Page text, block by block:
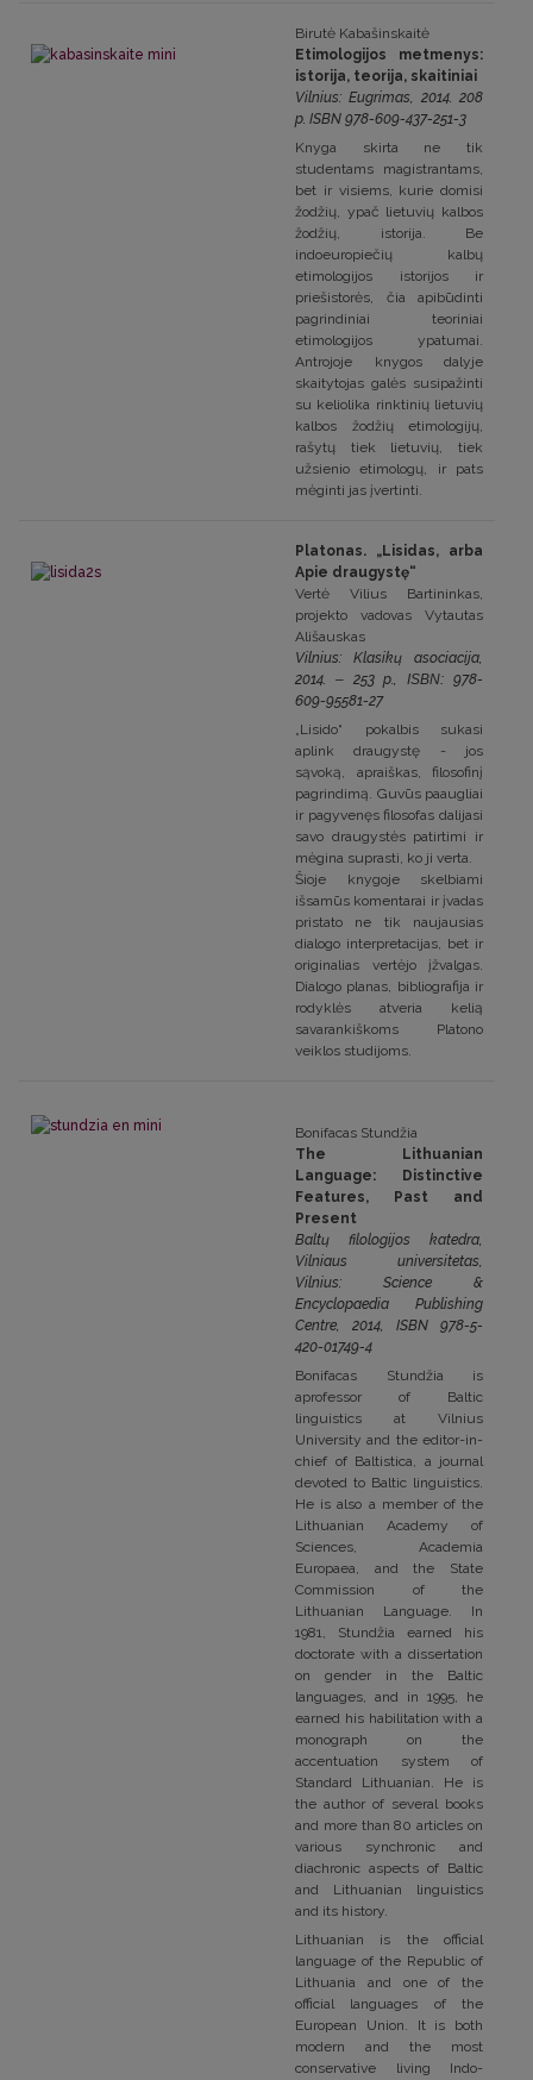
Birutė Kabašinskaitė
Etimologijos metmenys:
istorija, teorija, skaitiniai
Vilnius: Eugrimas, 2014. 208
p. ISBN 978-609-437-251-3
Knyga skirta ne tik
studentams magistrantams,
bet ir visiems, kurie domisi
žodžių, ypač lietuvių kalbos
žodžių, istorija. Be
indoeuropiečių kalbų
etimologijos istorijos ir
priešistorės, čia apibūdinti
pagrindiniai teoriniai
etimologijos ypatumai.
Antrojoje knygos dalyje
skaitytojas galės susipažinti
su keliolika rinktinių lietuvių
kalbos žodžių etimologijų,
rašytų tiek lietuvių, tiek
užsienio etimologų, ir pats
mėginti jas įvertinti.
Platonas. „Lisidas, arba
Apie draugystę“
Vertė Vilius Bartininkas,
projekto vadovas Vytautas
Ališauskas
Vilnius: Klasikų asociacija,
2014. – 253 p.,ISBN:978-
609-95581-27
„Lisido“ pokalbis sukasi
aplink draugystę - jos
sąvoką, apraiškas, filosofinį
pagrindimą. Guvūs paaugliai
ir pagyvenęs filosofas dalijasi
savo draugystės patirtimi ir
mėgina suprasti, ko ji verta.
Šioje knygoje skelbiami
išsamūs komentarai ir įvadas
pristato ne tik naujausias
dialogo interpretacijas, bet ir
originalias vertėjo įžvalgas.
Dialogo planas, bibliografija ir
rodyklės atveria kelią
savarankiškoms Platono
veiklos studijoms.
Bonifacas Stundžia
The Lithuanian
Language: Distinctive
Features, Past and
Present
Baltų filologijos katedra,
Vilniaus universitetas,
Vilnius: Science &
Encyclopaedia Publishing
Centre,
2014, ISBN 978-5-
420-01749-4
Bonifacas Stundžia is
aprofessor of Baltic
linguistics at Vilnius
University and the editor-in-
chief of Baltistica, a journal
devoted to Baltic linguistics.
He is also a member of the
Lithuanian Academy of
Sciences, Academia
Europaea, and the State
Commission of the
Lithuanian Language. In
1981, Stundžia earned his
doctorate with a dissertation
on gender in the Baltic
languages, and in 1995, he
earned his habilitation with a
monograph on the
accentuation system of
Standard Lithuanian. He is
the author of several books
and more than 80 articles on
various synchronic and
diachronic aspects of Baltic
and Lithuanian linguistics
and its history.
Lithuanian is the official
language of the Republic of
Lithuania and one of the
official languages of the
European Union. It is both
modern and the most
conservative living Indo-